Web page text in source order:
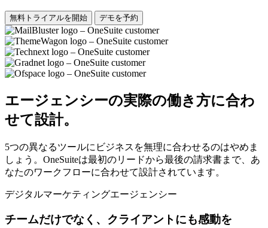
無料トライアルを開始 デモを予約
エージェンシーの実際の働き方に合わ
せて設計。
5つの異なるツールにビジネスを無理に合わせるのはやめま
しょう。OneSuiteは最初のリードから最後の請求書まで、あ
なたのワークフローに合わせて設計されています。
デジタルマーケティングエージェンシー
チームだけでなく、クライアントにも感動を